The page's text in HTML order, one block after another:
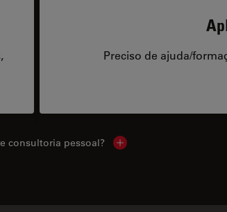
Preciso de ajuda/
consultoria pessoal? Show local contacts